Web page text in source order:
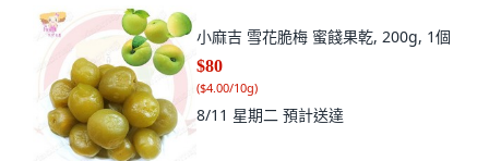
小麻吉 雪花脆梅 蜜餞果乾, 200g, 1個
$80
($4.00/10g)
8/11 星期二 預計送達